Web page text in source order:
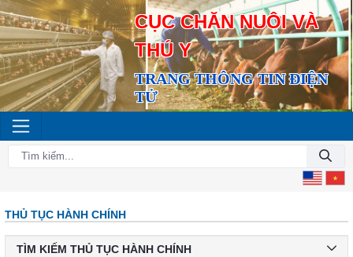
CỤC CHĂN NUÔI VÀ
THÚ Y
TRANG THÔNG TIN ĐIỆN
TỬ
THỦ TỤC HÀNH CHÍNH
TÌM KIẾM THỦ TỤC HÀNH CHÍNH